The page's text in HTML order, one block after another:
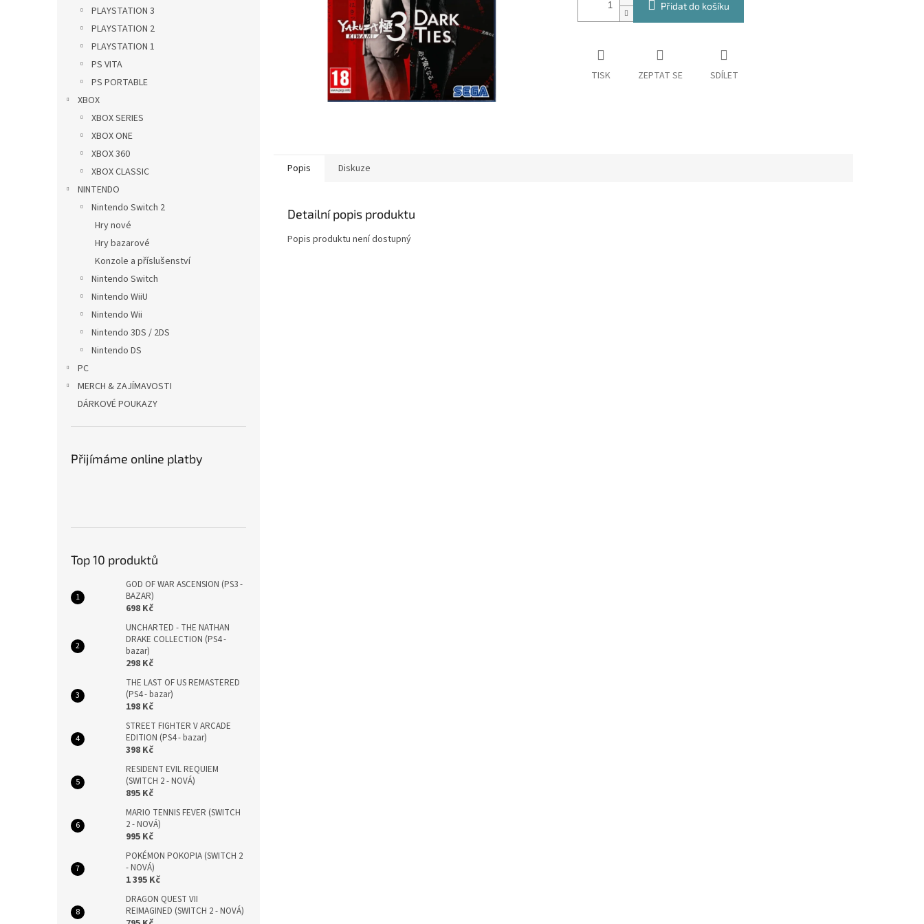
PLAYSTATION 3
PLAYSTATION 2
PLAYSTATION 1
PS VITA
PS PORTABLE
XBOX
XBOX SERIES
XBOX ONE
XBOX 360
XBOX CLASSIC
NINTENDO
Nintendo Switch 2
Hry nové
Hry bazarové
Konzole a příslušenství
Nintendo Switch
Nintendo WiiU
Nintendo Wii
Nintendo 3DS / 2DS
Nintendo DS
PC
MERCH & ZAJÍMAVOSTI
DÁRKOVÉ POUKAZY
Přijímáme online platby
Top 10 produktů
GOD OF WAR ASCENSION (PS3 -
BAZAR)
698 Kč
UNCHARTED - THE NATHAN
DRAKE COLLECTION (PS4 -
bazar)
298 Kč
THE LAST OF US REMASTERED
(PS4 - bazar)
198 Kč
STREET FIGHTER V ARCADE
EDITION (PS4 - bazar)
398 Kč
RESIDENT EVIL REQUIEM
(SWITCH 2 - NOVÁ)
895 Kč
MARIO TENNIS FEVER (SWITCH
2 - NOVÁ)
995 Kč
POKÉMON POKOPIA (SWITCH 2
- NOVÁ)
1 395 Kč
DRAGON QUEST VII
REIMAGINED (SWITCH 2 - NOVÁ)
Přidat do košíku
TISK ZEPTAT SE SDÍLET
Popis Diskuze
Detailní popis produktu
Popis produktu není dostupný